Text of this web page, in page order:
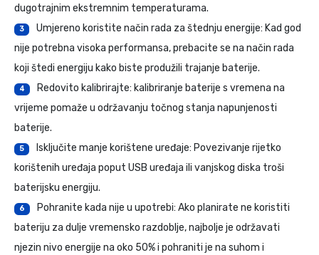
dugotrajnim ekstremnim temperaturama.
3
Umjereno koristite način rada za štednju energije: Kad god
nije potrebna visoka performansa, prebacite se na način rada
koji štedi energiju kako biste produžili trajanje baterije.
4
Redovito kalibrirajte: kalibriranje baterije s vremena na
vrijeme pomaže u održavanju točnog stanja napunjenosti
baterije.
5
Isključite manje korištene uređaje: Povezivanje rijetko
korištenih uređaja poput USB uređaja ili vanjskog diska troši
baterijsku energiju.
6
Pohranite kada nije u upotrebi: Ako planirate ne koristiti
bateriju za dulje vremensko razdoblje, najbolje je održavati
njezin nivo energije na oko 50% i pohraniti je na suhom i